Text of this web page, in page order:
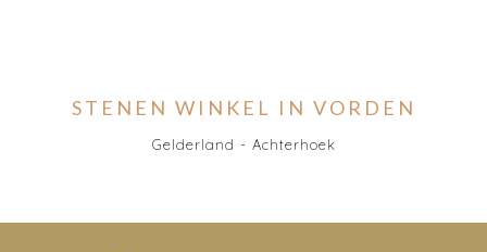
STENEN WINKEL IN VORDEN
Gelderland - Achterhoek